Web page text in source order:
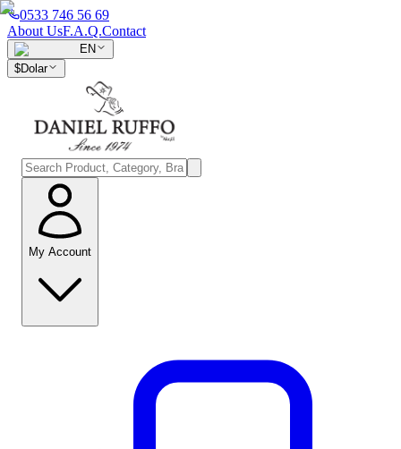
0533 746 56 69
About UsF.A.Q.Contact
EN
$Dolar
My Account